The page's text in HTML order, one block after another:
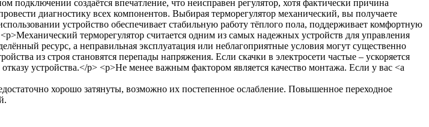
хорошо затянуты, возможно их постепенное ослабление. Повышенное переходное